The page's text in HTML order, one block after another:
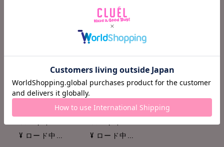
ロード中...
¥ ロード中...
ロード中...
¥ ロード中...